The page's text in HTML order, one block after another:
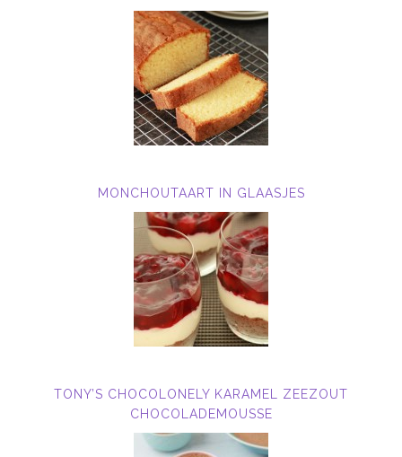
MONCHOUTAART IN GLAASJES
TONY’S CHOCOLONELY KARAMEL ZEEZOUT
CHOCOLADEMOUSSE